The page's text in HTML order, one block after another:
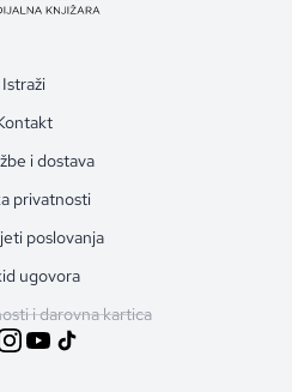
Istraži
i dostava
privatnosti
poslovanja
ugovora
i darovna kartica